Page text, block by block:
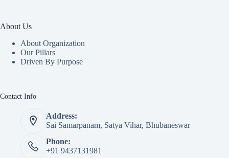
About Us
About Organization
Our Pillars
Driven By Purpose​
Contact Info
Address:
Sai Samarpanam, Satya Vihar, Bhubaneswar
Phone:
+91 9437131981